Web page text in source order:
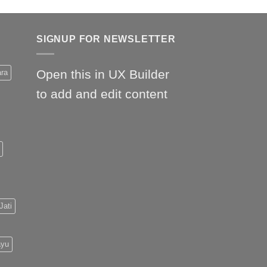
SIGNUP FOR NEWSLETTER
Open this in UX Builder
to add and edit content